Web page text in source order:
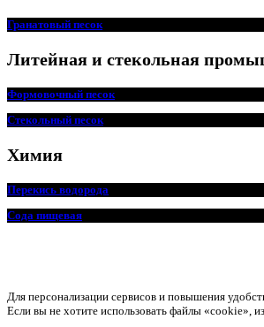
Гранатовый песок
Литейная и стекольная
Формовочный песок
Стекольный песок
Химия
Перекись водорода
Сода пищевая
Для персонализации сервисов и повышения
Если вы не хотите использовать файлы «cookie»,